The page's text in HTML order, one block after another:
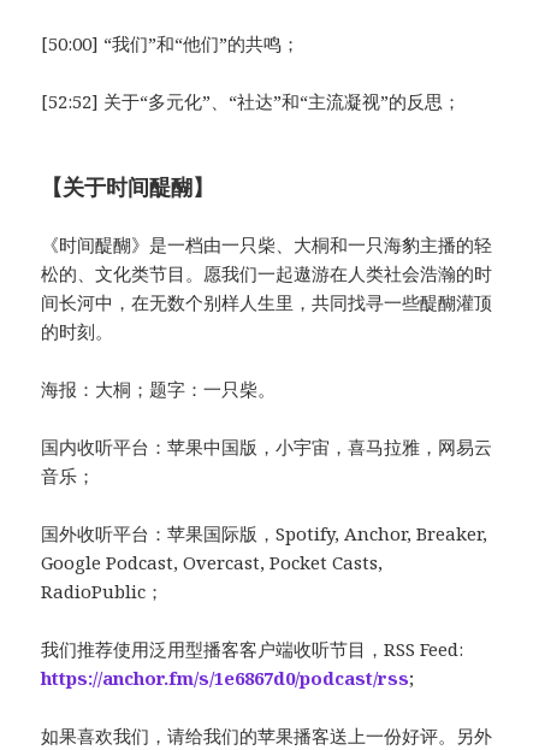
[50:00] “我们”和“他们”的共鸣；
[52:52] 关于“多元化”、“社达”和“主流凝视”的反思；
【关于时间醍醐】
《时间醍醐》是一档由一只柴、大桐和一只海豹主播的轻
松的、文化类节目。愿我们一起遨游在人类社会浩瀚的时
间长河中，在无数个别样人生里，共同找寻一些醍醐灌顶
的时刻。
海报：大桐；题字：一只柴。
国内收听平台：苹果中国版，小宇宙，喜马拉雅，网易云
音乐；
国外收听平台：苹果国际版，Spotify, Anchor, Breaker,
Google Podcast, Overcast, Pocket Casts,
RadioPublic；
我们推荐使用泛用型播客客户端收听节目，RSS Feed:
https://anchor.fm/s/1e6867d0/podcast/rss;
如果喜欢我们，请给我们的苹果播客送上一份好评。另外